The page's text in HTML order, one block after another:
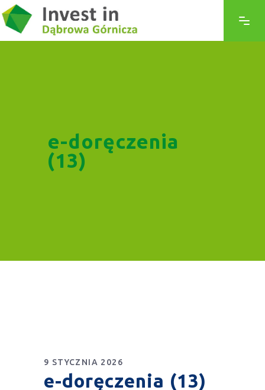
e-doręczenia
(13)
9 STYCZNIA 2026
e-doręczenia (13)